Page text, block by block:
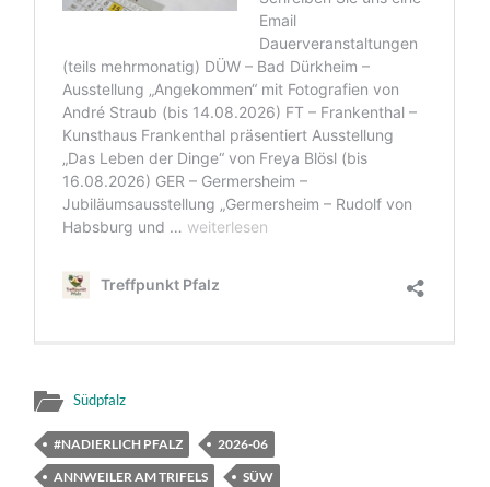
Südpfalz
#NADIERLICH PFALZ
2026-06
ANNWEILER AM TRIFELS
SÜW